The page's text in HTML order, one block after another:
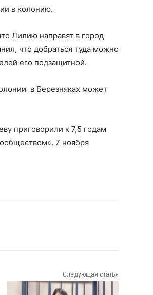
в колонию.
Лилию направят в город
что добраться туда можно
его подзащитной.
в Березняках может
приговорили к 7,5 годам
7 ноября
Следующая статья